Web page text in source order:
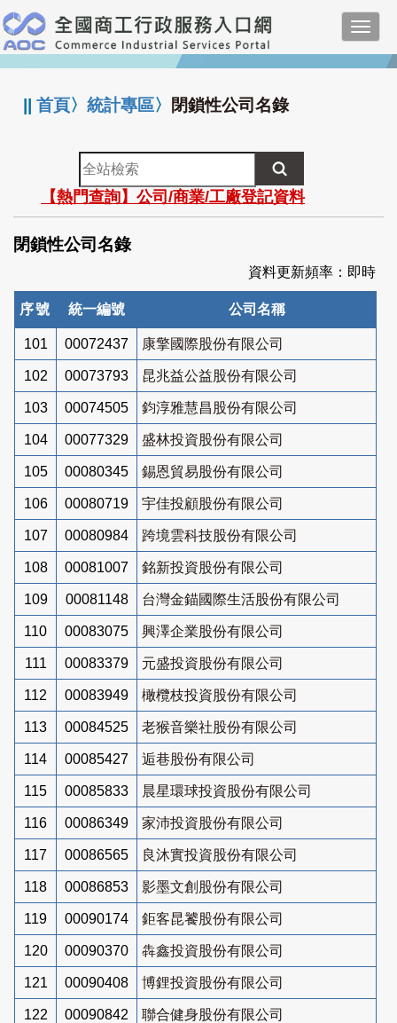
跳
到
主
要
:::
||首頁〉統計專區〉 閉鎖性公司名錄
全
站
檢
索
【熱門查詢】公司/商業/工廠登記資料
閉鎖性公司名錄
資料更新頻率：即時
序號 統一編號 公司名稱
101 00072437 康擎國際股份有限公司
102 00073793 昆兆益公益股份有限公司
103 00074505 鈞淳雅慧昌股份有限公司
104 00077329 盛林投資股份有限公司
105 00080345 錫恩貿易股份有限公司
106 00080719 宇佳投顧股份有限公司
107 00080984 跨境雲科技股份有限公司
108 00081007 銘新投資股份有限公司
109 00081148 台灣金錨國際生活股份有限公司
110 00083075 興澤企業股份有限公司
111 00083379 元盛投資股份有限公司
112 00083949 橄欖枝投資股份有限公司
113 00084525 老猴音樂社股份有限公司
114 00085427 逅巷股份有限公司
115 00085833 晨星環球投資股份有限公司
116 00086349 家沛投資股份有限公司
117 00086565 良沐實投資股份有限公司
118 00086853 影墨文創股份有限公司
119 00090174 鉅客昆饕股份有限公司
120 00090370 犇鑫投資股份有限公司
121 00090408 博鋰投資股份有限公司
122 00090842 聯合健身股份有限公司